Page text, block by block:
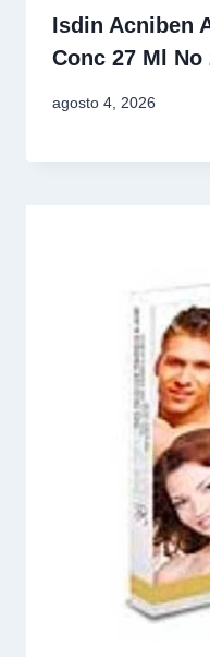
Isdin Acniben
Conc 27 Ml
agosto 4, 2026